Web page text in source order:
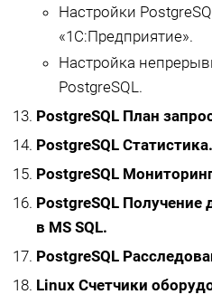
Настройки
«1С:Предприятие».
Настройка
PostgreSQL.
PostgreSQL План
PostgreSQL Статистика.
PostgreSQL
PostgreSQL Получение
в MS SQL.
PostgreSQL
Linux Счетчики